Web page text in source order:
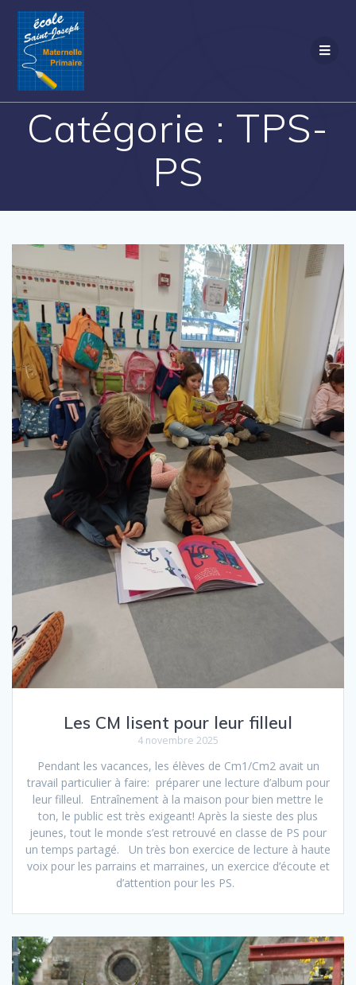
Catégorie : TPS-
PS
Les CM lisent pour leur filleul
4 novembre 2025
Pendant les vacances, les élèves de Cm1/Cm2 avait un
travail particulier à faire: préparer une lecture d’album pour
leur filleul. Entraînement à la maison pour bien mettre le
ton, le public est très exigeant! Après la sieste des plus
jeunes, tout le monde s’est retrouvé en classe de PS pour
un temps partagé. Un très bon exercice de lecture à haute
voix pour les parrains et marraines, un exercice d’écoute et
d’attention pour les PS.